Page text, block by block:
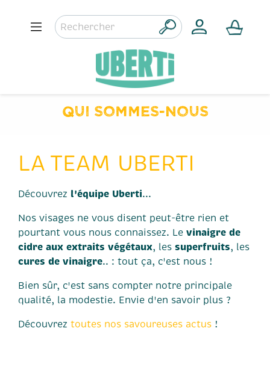
QUI SOMMES-NOUS
LA TEAM UBERTI
Découvrez l'équipe Uberti...
Nos visages ne vous disent peut-être rien et
pourtant vous nous connaissez. Le vinaigre de
cidre aux extraits végétaux, les superfruits, les
cures de vinaigre.. : tout ça, c'est nous !
Bien sûr, c'est sans compter notre principale
qualité, la modestie. Envie d'en savoir plus ?
Découvrez toutes nos savoureuses actus !